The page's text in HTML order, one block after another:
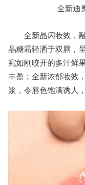
全新迪
全新晶闪妆效，
晶糖霜轻洒于双唇，
宛如刚咬开的多汁鲜
丰盈；全新浓郁妆效
浆，令唇色饱满诱人